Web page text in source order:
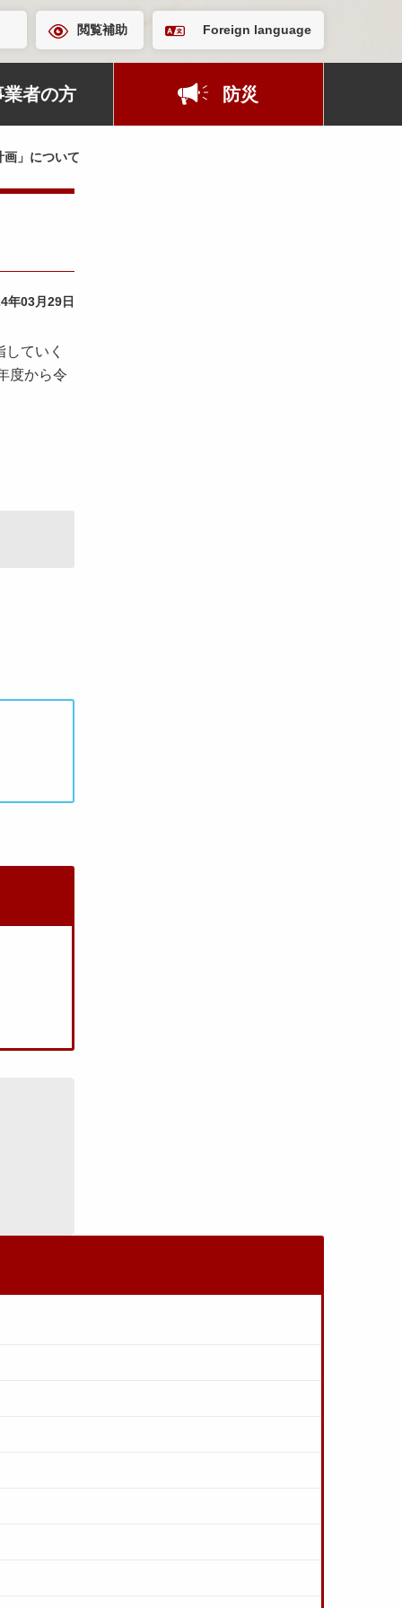
閲覧補助 Foreign language
業者の方 防災
」について
年03月29日
ていく
度から令